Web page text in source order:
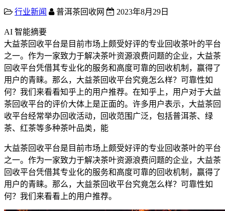
行业新闻 普洱茶回收网 2023年8月29日
AI 智能摘要
大益茶回收平台是目前市场上颇受好评的专业回收茶叶的平台
之一。作为一家致力于解决茶叶资源浪费问题的企业，大益茶
回收平台凭借其专业化的服务和高度可靠的回收机制，赢得了
用户的青睐。那么，大益茶回收平台究竟怎么样？可靠性如
何？我们来看看知乎上的用户推荐。在知乎上，用户对于大益
茶回收平台的评价大体上是正面的。许多用户表示，大益茶回
收平台经常举办回收活动，回收范围广泛，包括普洱茶、绿
茶、红茶等多种茶叶品类，能
大益茶回收平台是目前市场上颇受好评的专业回收茶叶的平台
之一。作为一家致力于解决茶叶资源浪费问题的企业，大益茶
回收平台凭借其专业化的服务和高度可靠的回收机制，赢得了
用户的青睐。那么，大益茶回收平台究竟怎么样？可靠性如
何？我们来看看上的用户推荐。